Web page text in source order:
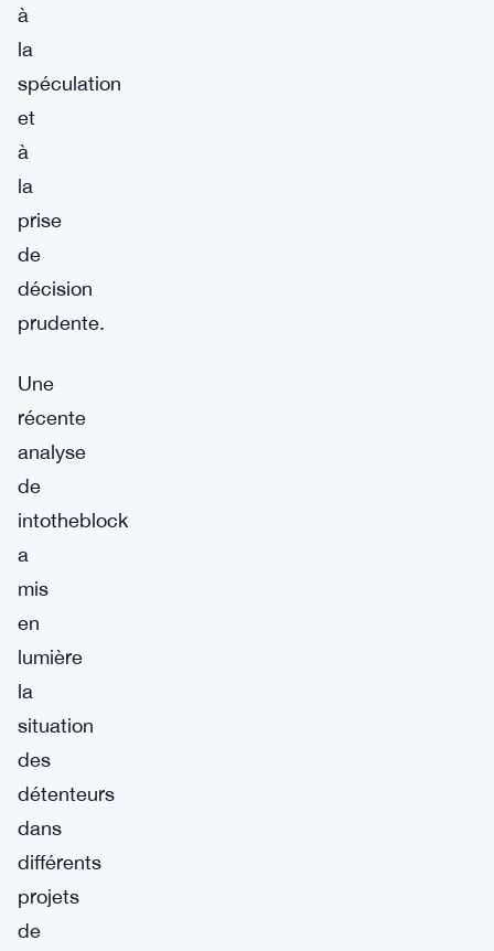
à
la
spéculation
et
à
la
prise
de
décision
prudente.
Une
récente
analyse
de
intotheblock
a
mis
en
lumière
la
situation
des
détenteurs
dans
différents
projets
de